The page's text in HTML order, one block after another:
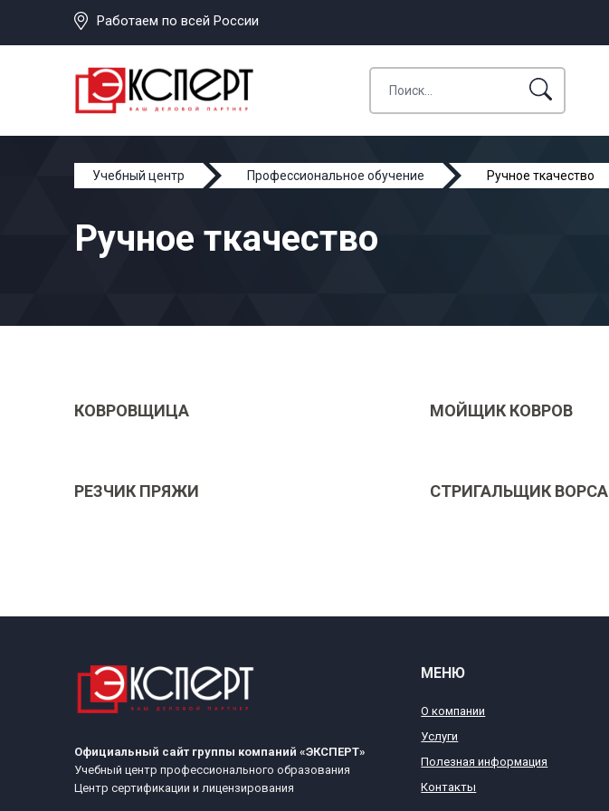
Работаем по всей России
Учебный центр Профессиональное обучение Ручное ткачество
Ручное ткачество
КОВРОВЩИЦА МОЙЩИК КОВРОВ
РЕЗЧИК ПРЯЖИ СТРИГАЛЬЩИК ВОРСА
Официальный сайт группы компаний «ЭКСПЕРТ»
Учебный центр профессионального образования
Центр сертификации и лицензирования
МЕНЮ
О компании
Услуги
Полезная информация
Контакты